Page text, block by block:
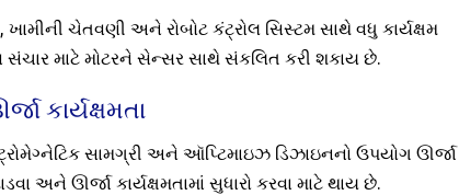
ખામીની ચેતવણી અને રોબોટ કંટ્રોલ સિસ્ટમ સાથે વધુ કાર્યક્ષમ
માટે મોટરને સેન્સર સાથે સંકલિત કરી શકાય છે.
કાર્યક્ષમતા
સામગ્રી અને ઑપ્ટિમાઇઝ ડિઝાઇનનો ઉપયોગ ઊર્જા
અને ઊર્જા કાર્યક્ષમતામાં સુધારો કરવા માટે થાય છે.